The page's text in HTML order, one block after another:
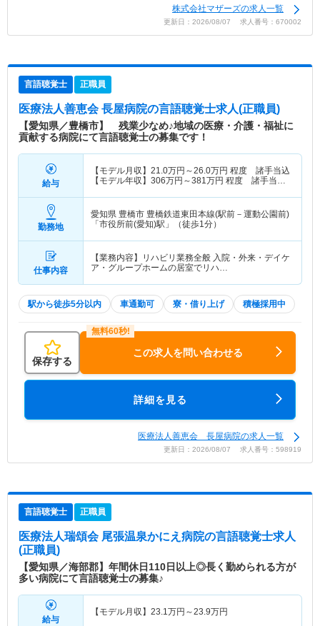
株式会社マザーズの求人一覧
更新日：2026/08/07 求人番号：670002
言語聴覚士 正職員
医療法人善恵会 長屋病院の言語聴覚士求人(正職員)
【愛知県／豊橋市】 残業少なめ♪地域の医療・介護・福祉に
貢献する病院にて言語聴覚士の募集です！
給与
【モデル月収】 21.0万円～26.0万円 程度 諸手当込
【モデル年収】 306万円～381万円 程度 諸手当・
勤務地
愛知県 豊橋市 豊橋鉄道東田本線(駅前－運動公園前)
「市役所前(愛知)駅」（徒歩1分）
仕事内容
【業務内容】リハビリ業務全般 入院・外来・デイケ
ア・グループホームの居室でリハ…
駅から徒歩5分以内 車通勤可 寮・借り上げ 積極採用中
保存する
この求人を問い合わせる
詳細を見る
医療法人善恵会 長屋病院の求人一覧
更新日：2026/08/07 求人番号：598919
言語聴覚士 正職員
医療法人瑞頌会 尾張温泉かにえ病院の言語聴覚士求人
(正職員)
【愛知県／海部郡】年間休日110日以上◎長く勤められる方が
多い病院にて言語聴覚士の募集♪
給与
【モデル月収】 23.1万円～23.9万円